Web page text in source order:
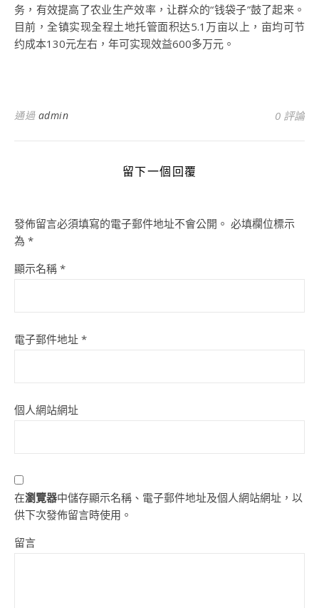
务，有效提高了农业生产效率，让群众的“钱袋子”鼓了起来。
目前，全镇实现全程土地托管面积达5.1万亩以上，亩均可节
约成本130元左右，年可实现效益600多万元。
通過 admin 0 評論
留下一個回覆
發佈留言必須填寫的電子郵件地址不會公開。 必填欄位標示
為 *
顯示名稱 *
電子郵件地址 *
個人網站網址
在瀏覽器中儲存顯示名稱、電子郵件地址及個人網站網址，以
供下次發佈留言時使用。
留言